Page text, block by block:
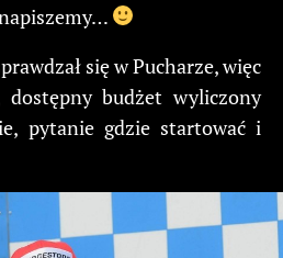
się w Pucharze, więc
dostępny budżet wyliczony
pytanie gdzie startować i